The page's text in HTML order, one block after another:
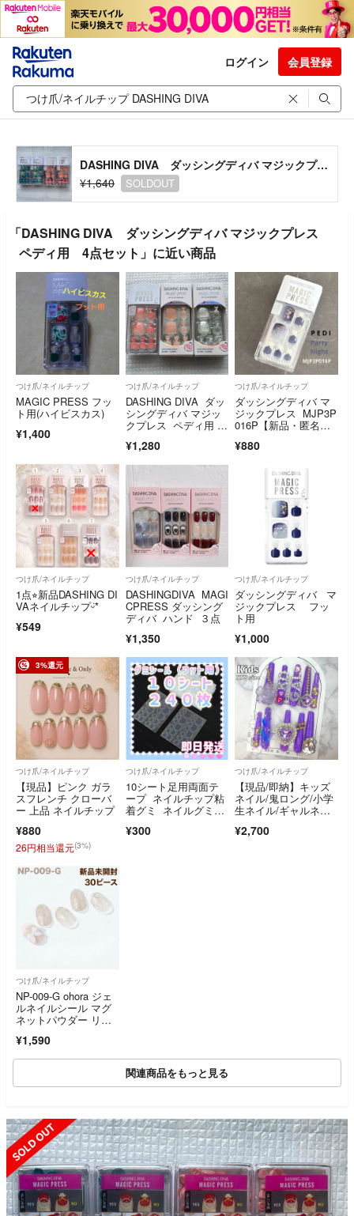
ログイン 会員登録
DASHING DIVA ダッシングディバ マジックプレス ペディ用 4点セット
¥1,640
SOLDOUT
「DASHING DIVA ダッシングディバ マジックプレス
ペディ用 4点セット」に近い商品
つけ爪/ネイルチップ
MAGIC PRESS フッ
ト用(ハイビスカス)
¥1,400
つけ爪/ネイルチップ
DASHING DIVA ダッ
シングディバ マジッ
クプレス ペディ用 3
¥1,280
つけ爪/ネイルチップ
ダッシングディバ マ
ジックプレス MJP3P
016P【新品・匿名配
¥880
つけ爪/ネイルチップ
1点⭐︎新品DASHING DI
VAネイルチップᵕ̈*
¥549
つけ爪/ネイルチップ
DASHINGDIVA MAGI
CPRESS ダッシング
ディバ ハンド ３点
¥1,350
つけ爪/ネイルチップ
ダッシングディバ マ
ジックプレス フッ
ト用
¥1,000
3%還元
つけ爪/ネイルチップ
【現品】ピンク ガラ
スフレンチ クローバ
ー 上品 ネイルチップ
¥880
26円相当還元(3%)
つけ爪/ネイルチップ
10シート足用両面テ
ープ ネイルチップ粘
着グミ ネイルグミシ
¥300
つけ爪/ネイルチップ
【現品/即納】キッズ
ネイル/鬼ロング/小学
生ネイル/ギャルネイ
¥2,700
つけ爪/ネイルチップ
NP-009-G ohora ジェ
ルネイルシール マグ
ネットパウダー リボ
¥1,590
関連商品をもっと見る
SOLD OUT